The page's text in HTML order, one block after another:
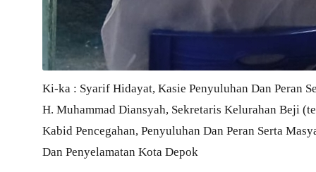
Ki-ka : Syarif Hidayat, Kasie Penyuluhan Dan Peran
H. Muhammad Diansyah, Sekretaris Kelurahan Beji
Kabid Pencegahan, Penyuluhan Dan Peran Serta
Dan Penyelamatan Kota Depok